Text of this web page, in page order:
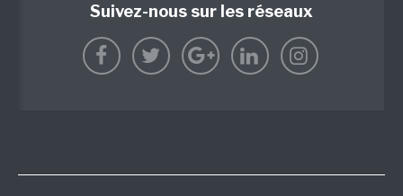
Suivez-nous sur les réseaux